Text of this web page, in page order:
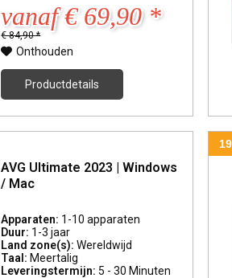
vanaf € 69,90 *
€ 84,90 *
Onthouden
Productdetails
AVG Ultimate 2023 | Windows
/ Mac
Apparaten: 1-10 apparaten
Duur: 1-3 jaar
Land zone(s):Wereldwijd
Taal: Meertalig
Leveringstermijn: 5 - 30 Minuten